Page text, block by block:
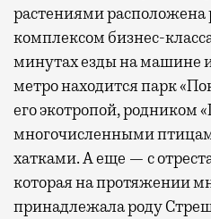
растениями
комплексом бизнес-
минутах езды на машине
метро находится парк
его экотропой, родником
многочисленными
хатками. А еще — с
которая на протяжении
принадлежала роду